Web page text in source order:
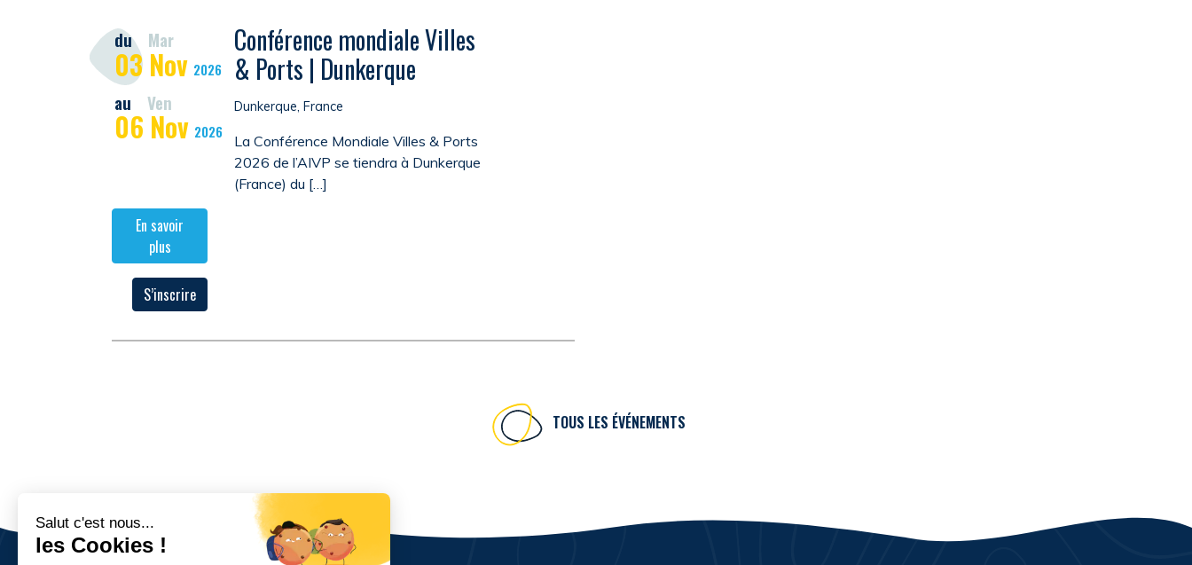
du Mar
03 Nov 2026
au Ven
06 Nov 2026
Conférence mondiale Villes
& Ports | Dunkerque
Dunkerque, France
La Conférence Mondiale Villes & Ports
2026 de l’AIVP se tiendra à Dunkerque
(France) du […]
En savoir
plus
S’inscrire
TOUS LES ÉVÉNEMENTS